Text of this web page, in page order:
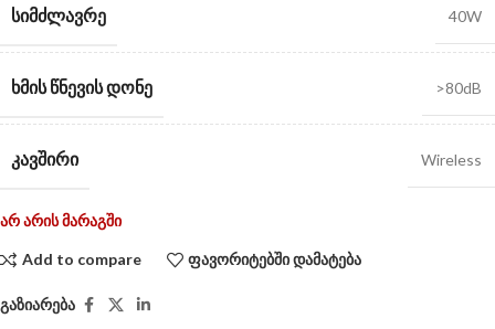
ᲡᲘᲛᲫᲚᲐᲕᲠᲔ 40W
ᲮᲛᲘᲡ ᲬᲜᲔᲕᲘᲡ ᲓᲝᲜᲔ >80dB
ᲙᲐᲕᲨᲘᲠᲘ Wireless
არ არის მარაგში
Add to compare ფავორიტებში დამატება
გაზიარება